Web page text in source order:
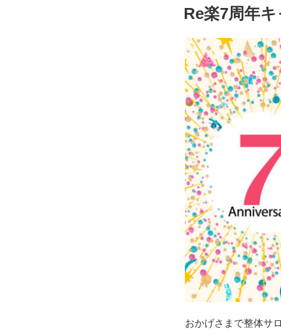
日:
Re楽7周年
おかげさまで整体サ